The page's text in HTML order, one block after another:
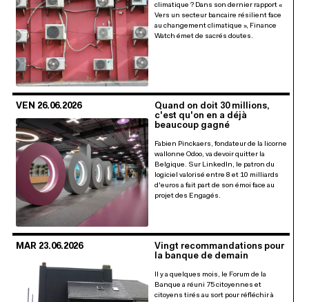
climatique ? Dans son dernier rapport «
Vers un secteur bancaire résilient face
au changement climatique », Finance
Watch émet de sacrés doutes.
VEN 26.06.2026
Quand on doit 30 millions,
c'est qu'on en a déjà
beaucoup gagné
Fabien Pinckaers, fondateur de la licorne
wallonne Odoo, va devoir quitter la
Belgique. Sur LinkedIn, le patron du
logiciel valorisé entre 8 et 10 milliards
d'euros a fait part de son émoi face au
projet des Engagés.
MAR 23.06.2026
Vingt recommandations pour
la banque de demain
Il y a quelques mois, le Forum de la
Banque a réuni 75 citoyennes et
citoyens tirés au sort pour réfléchir à